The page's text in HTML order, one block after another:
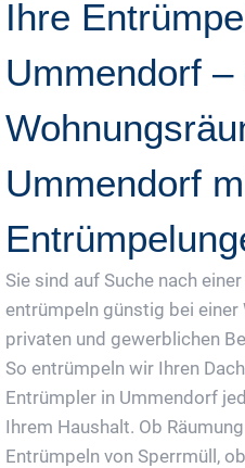
Ihre
Ummendorf –
Ummendorf
Sie sind auf Suche nach
entrümpeln günstig bei einer
privaten und gewerblichen
So entrümpeln wir Ihren
Entrümpler in Ummendorf
Ihrem Haushalt. Ob
Entrümpeln von Sperrmüll,